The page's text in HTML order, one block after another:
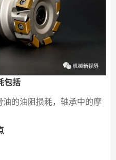
包括
的油阻损耗，轴承中的摩